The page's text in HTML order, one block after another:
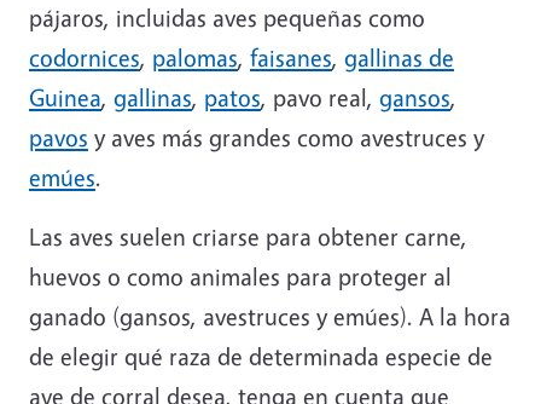
pájaros, incluidas aves pequeñas como
codornices, palomas, faisanes, gallinas de
Guinea, gallinas, patos, pavo real, gansos,
pavos y aves más grandes como avestruces y
emúes.
Las aves suelen criarse para obtener carne,
huevos o como animales para proteger al
ganado (gansos, avestruces y emúes). A la hora
de elegir qué raza de determinada especie de
ave de corral desea, tenga en cuenta que